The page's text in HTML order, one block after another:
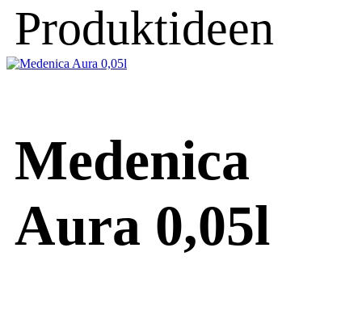
Produktideen
Medenica
Aura 0,05l